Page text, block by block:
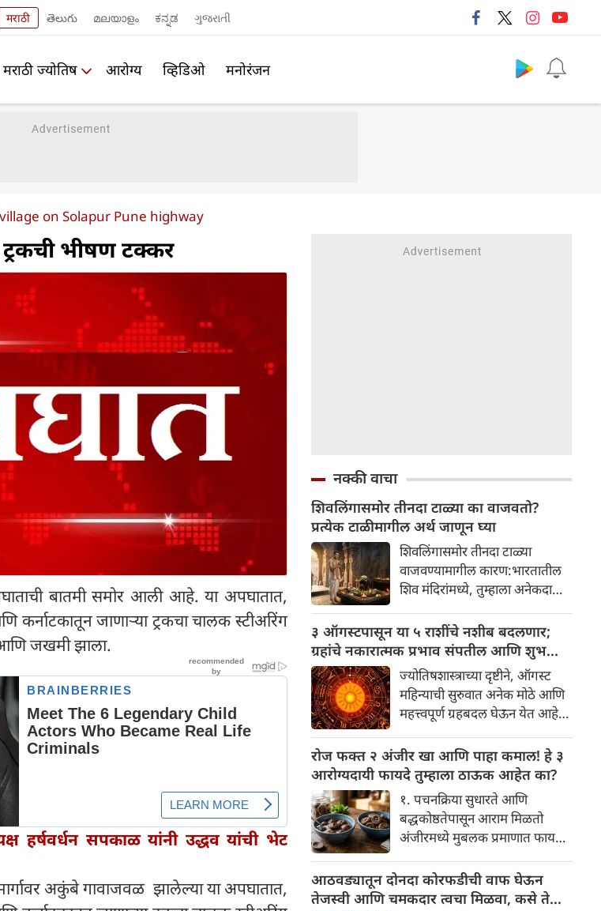
मराठी తెలుగు മലയാളം ಕನ್ನಡ ગુજરાતી
मराठी ज्योतिष आरोग्य व्हिडिओ मनोरंजन
on Solapur Pune highway
ट्रकची भीषण टक्कर
बातमी समोर आली आहे. या अपघातात,
जाणाऱ्या ट्रकचा चालक स्टीअरिंग
जखमी झाला.
हर्षवर्धन सपकाळ यांनी उद्धव यांची भेट
अकुंबे गावाजवळ झालेल्या या अपघातात,
नक्की वाचा
शिवलिंगासमोर तीनदा टाळ्या का वाजवतो?
प्रत्येक टाळीमागील अर्थ जाणून घ्या
शिवलिंगासमोर तीनदा टाळ्या
वाजवण्यामागील कारण:भारतातील
शिव मंदिरांमध्ये, तुम्हाला अनेकदा
वाजवताना दिसतील. ही एक सामान्य
प्रथा आहे, पण तुम्ही कधी विचार
केला आहे का की यामागे काय रहस्य
आहे आणि प्रत्येक टाळीचा अर्थ काय
आहे? हा केवळ एक विधी नाही, तर
यामागे खोलवर रुजलेल्या पौराणिक
श्रद्धा, आध्यात्मिक अर्थ आणि काही
वैज्ञानिक तर्कदेखील आहेत. चला, या
अनोख्या परंपरेमागील अर्थ
सविस्तरपणे समजून घेऊया.
३ ऑगस्टपासून या ५ राशींचे नशीब बदलणार;
ग्रहांचे नकारात्मक प्रभाव संपतील आणि शुभ
दिवसांची सुरुवात होईलज्योतिषशास्त्राच्या दृष्टीने, ऑगस्ट
महिन्याची सुरुवात अनेक मोठे आणि
महत्त्वपूर्ण ग्रहबदल घेऊन येत आहे.
हालचाल अनेक राशींच्या जीवनात
सकारात्मक बदल घडवून आणणार
आहे. विशेषतः ३ ऑगस्ट रोजी एक
अत्यंत दुर्मिळ आणि फलदायी
ग्रहस्थिती (संयोग) तयार होत आहे.
या दिवशी तयार होणारे शुभ योग,
ग्रहांची स्थिती आणि या गोचरमुळे
ज्यांचे नशीब उजळणार आहे अशा
भाग्यवान राशींबद्दल आपण जाणून
रोज फक्त २ अंजीर खा आणि पाहा कमाल! हे ३
आरोग्यदायी फायदे तुम्हाला ठाऊक आहेत का?
१. पचनक्रिया सुधारते आणि
बद्धकोष्ठतेपासून आराम मिळतो
अंजीरमध्ये मुबलक प्रमाणात फायबर
बद्धकोष्ठता, गॅस किंवा अपचनाचा
त्रास होत असेल, तर अंजीर
आठवड्यातून दोनदा कोरफडीची वाफ घेऊन
तेजस्वी आणि चमकदार त्वचा मिळवा, कसे ते